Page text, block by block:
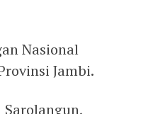
Nasional
Jambi.